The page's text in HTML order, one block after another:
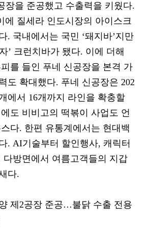
장을 준공했고 수출력을 키웠다.
에 질세라 인도시장의 아이스크
. 국내에서는 국민 ‘돼지바’지만
’ 크런치바가 됐다. 이에 더해
를 들인 푸네 신공장을 본격 가
도 확대했다. 푸네 신공장은 202
에서 16개까지 라인을 확충할
도 비비고의 떡볶이 사업도 언
다. 한편 유통계에서는 현대백
. AI기술부터 할인행사, 캐릭터
다방면에서 여름고객들의 지갑
다.
제2공장 준공…불닭 수출 전용